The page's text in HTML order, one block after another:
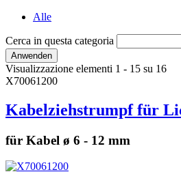
Alle
Cerca in questa categoria
Visualizzazione elementi 1 - 15 su 16
X70061200
Kabelziehstrumpf für
für Kabel ø 6 - 12 mm